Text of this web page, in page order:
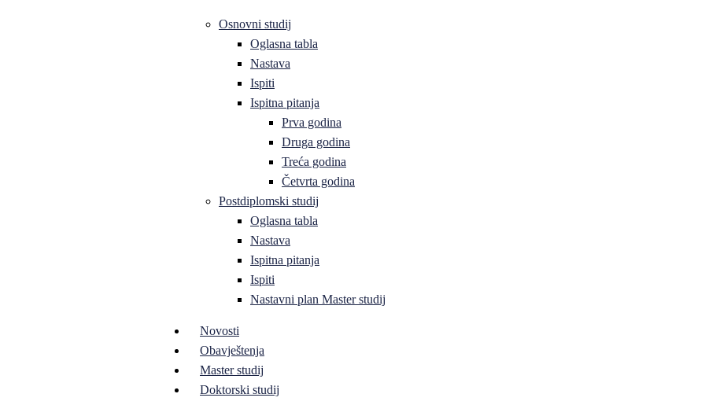
Osnovni studij
Oglasna tabla
Nastava
Ispiti
Ispitna pitanja
Prva godina
Druga godina
Treća godina
Četvrta godina
Postdiplomski studij
Oglasna tabla
Nastava
Ispitna pitanja
Ispiti
Nastavni plan Master studij
Novosti
Obavještenja
Master studij
Doktorski studij